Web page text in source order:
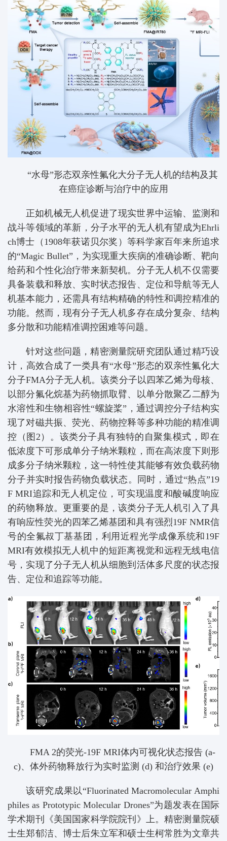
“水母”形态双亲性氟化大分子无人机的结构及其
在癌症诊断与治疗中的应用
正如机械无人机促进了现实世界中运输、监测和
战斗等领域的革新，分子水平的无人机有望成为Ehrli
ch博士（1908年获诺贝尔奖）等科学家百年来所追求
的“Magic Bullet”，为实现重大疾病的准确诊断、靶向
给药和个性化治疗带来新契机。分子无人机不仅需要
具备装载和释放、实时状态报告、定位和导航等无人
机基本能力，还需具有结构精确的特性和调控精准的
功能。然而，现有分子无人机多存在成分复杂、结构
多分散和功能精准调控困难等问题。
针对这些问题，精密测量院研究团队通过精巧设
计，高效合成了一类具有“水母”形态的双亲性氟化大
分子FMA分子无人机。该类分子以四苯乙烯为母核、
以部分氟化烷基为药物抓取臂、以单分散聚乙二醇为
水溶性和生物相容性“螺旋桨”，通过调控分子结构实
现了对磁共振、荧光、药物控释等多种功能的精准调
控（图2）。该类分子具有独特的自聚集模式，即在
低浓度下可形成单分子纳米颗粒，而在高浓度下则形
成多分子纳米颗粒，这一特性使其能够有效负载药物
分子并实时报告药物负载状态。同时，通过“热点”19
F MRI追踪和无人机定位，可实现温度和酸碱度响应
的药物释放。更重要的是，该类分子无人机引入了具
有响应性荧光的四苯乙烯基团和具有强烈19F NMR信
号的全氟叔丁基基团，利用近程光学成像系统和19F
MRI有效模拟无人机中的短距离视觉和远程无线电信
号，实现了分子无人机从细胞到活体多尺度的状态报
告、定位和追踪等功能。
FMA 2的荧光-19F MRI体内可视化状态报告 (a-
c)、体外药物释放行为实时监测 (d) 和治疗效果 (e)
该研究成果以“Fluorinated Macromolecular Amphi
philes as Prototypic Molecular Drones”为题发表在国际
学术期刊《美国国家科学院院刊》上。精密测量院硕
士生郑郁洁、博士后朱立军和硕士生柯常胜为文章共